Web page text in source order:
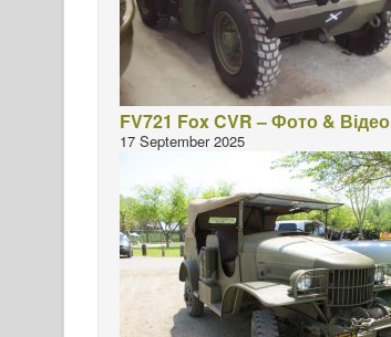
FV721 Fox CVR – Фото & Відео
17 September 2025